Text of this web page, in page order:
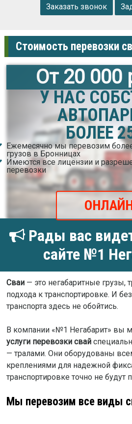
Заказать звонок
Стоимость перевозки
От 20 000
У НАС
БОЛЕЕ
Ежемесячно мы перевозим
грузов в Бронницах
Имеются все лицензии и
перевозки
Рады вас
сайте №1
Сваи— это негабаритные грузы,
подхода к транспортировке. И
транспорта здесь не обойтись.
В компании «№1 Негабарит» вы
услуги перевозки свай
— тралами. Они оборудованы
креплениями для надежной
транспортировке точно не
Мы перевозим все виды